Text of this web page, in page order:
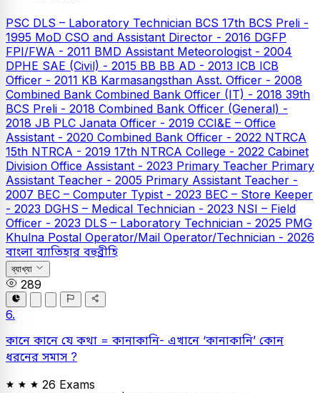
PSC DLS – Laboratory Technician BCS 17th BCS Preli -
1995 MoD CSO and Assistant Director - 2016 DGFP
FPI/FWA - 2011 BMD Assistant Meteorologist - 2004
DPHE SAE (Civil) - 2015 BB BB AD - 2013 ICB ICB
Officer - 2011 KB Karmasangsthan Asst. Officer - 2008
Combined Bank Combined Bank Officer (IT) - 2018 39th
BCS Preli - 2018 Combined Bank Officer (General) -
2018 JB PLC Janata Officer - 2019 CCI&E – Office
Assistant - 2020 Combined Bank Officer - 2022 NTRCA
15th NTRCA - 2019 17th NTRCA College - 2022 Cabinet
Division Office Assistant - 2023 Primary Teacher Primary
Assistant Teacher - 2005 Primary Assistant Teacher -
2007 BEC – Computer Typist - 2023 BEC – Store Keeper
- 2023 DGHS – Medical Technician - 2023 NSI – Field
Officer - 2023 DLS – Laboratory Technician - 2025 PMG
Khulna Postal Operator/Mail Operator/Technician - 2026
বাংলা ব্যাতিহার বহুব্রীহি
ব্যাখ্যা
289
6.
কানে কানে যে কথা = কানাকানি- এখানে ‘কানাকানি’ কোন
ধরনের সমাস ?
26 Exams